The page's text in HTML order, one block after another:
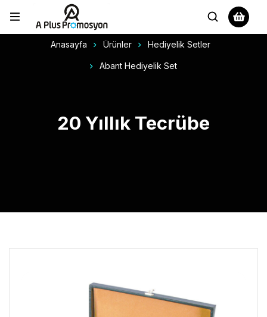
Anasayfa Ürünler Hediyelik Setler
Abant Hediyelik Set
20 Yıllık Tecrübe